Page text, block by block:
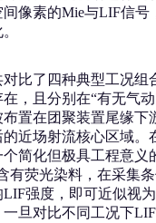
像素的Mie与LIF信号
比了四种典型工况组
，且分别在“有无气
置在团聚装置尾缘下
近场射流核心区域。
个简化但极具工程意
有荧光染料，在采集
强度，即可近似视
旦对比不同工况下